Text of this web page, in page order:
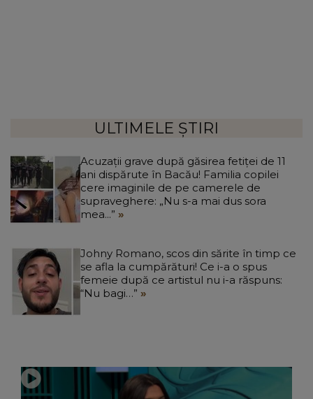
ULTIMELE ȘTIRI
Acuzații grave după găsirea fetiței de 11
ani dispărute în Bacău! Familia copilei
cere imaginile de pe camerele de
supraveghere: „Nu s-a mai dus sora
mea...”
Johny Romano, scos din sărite în timp ce
se afla la cumpărături! Ce i-a o spus
femeie după ce artistul nu i-a răspuns:
“Nu bagi…”